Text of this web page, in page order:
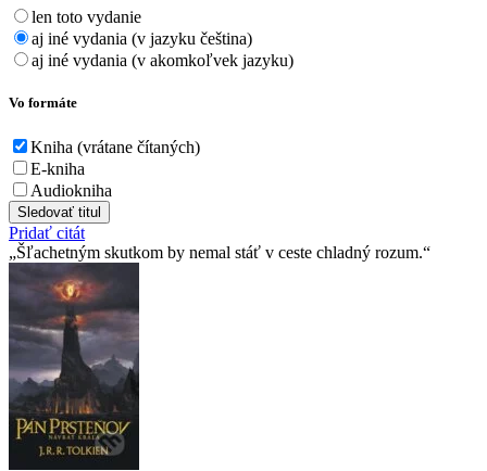
len toto vydanie
aj iné vydania (v jazyku čeština)
aj iné vydania (v akomkoľvek jazyku)
Vo formáte
Kniha (vrátane čítaných)
E-kniha
Audiokniha
Sledovať titul
Pridať citát
Šľachetným skutkom by nemal stáť v ceste chladný rozum.